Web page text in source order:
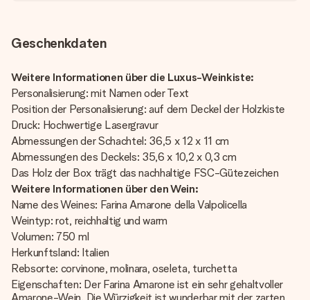
Geschenkdaten
Weitere Informationen über die Luxus-Weinkiste:
Personalisierung: mit Namen oder Text
Position der Personalisierung: auf dem Deckel der Holzkiste
Druck: Hochwertige Lasergravur
Abmessungen der Schachtel: 36,5 x 12 x 11 cm
Abmessungen des Deckels: 35,6 x 10,2 x 0,3 cm
Das Holz der Box trägt das nachhaltige FSC-Gütezeichen
Weitere Informationen über den Wein:
Name des Weines: Farina Amarone della Valpolicella
Weintyp: rot, reichhaltig und warm
Volumen: 750 ml
Herkunftsland: Italien
Rebsorte: corvinone, molinara, oseleta, turchetta
Eigenschaften: Der Farina Amarone ist ein sehr gehaltvoller